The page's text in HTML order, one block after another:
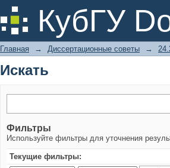
КубГУ
Искать
Главная → Диссертационные советы →
Искать
Фильтры
Используйте фильтры для уточнения
Текущие фильтры: